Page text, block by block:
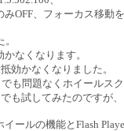
OFF、フォーカス移動を
なくなります。
効かなくなりました。
も問題なくホイールスク
も試してみたのですが、
ールの機能とFlash